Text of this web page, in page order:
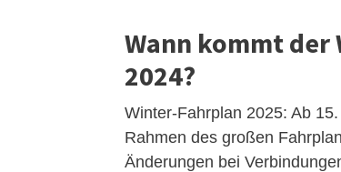
Wann kommt
2024?
Winter-Fahrplan 2025: Ab
Rahmen des großen
Änderungen bei